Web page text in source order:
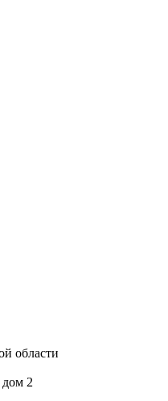
области
2